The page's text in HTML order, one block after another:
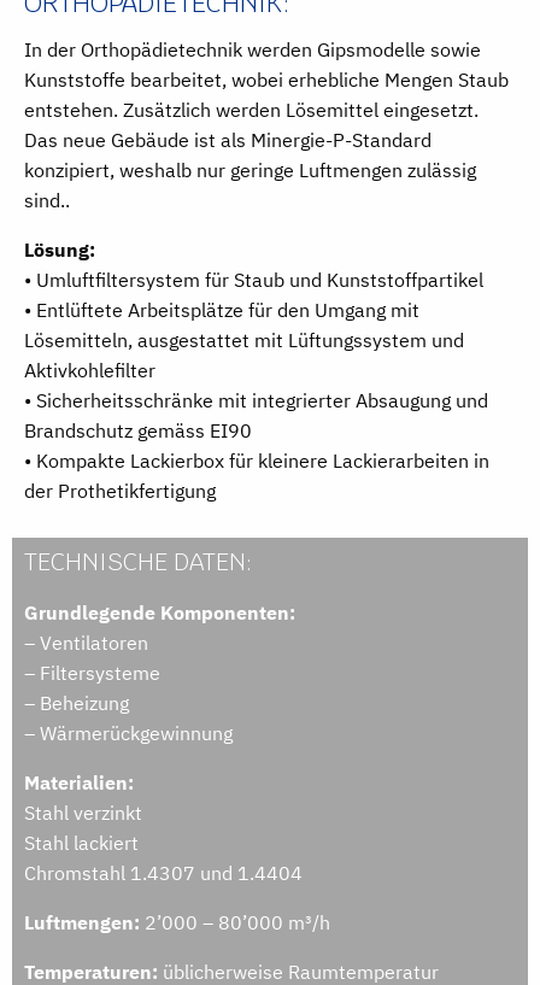
In der Orthopädietechnik werden Gipsmodelle sowie
Kunststoffe bearbeitet, wobei erhebliche Mengen Staub
entstehen. Zusätzlich werden Lösemittel eingesetzt.
Das neue Gebäude ist als Minergie-P-Standard
konzipiert, weshalb nur geringe Luftmengen zulässig
sind..
Lösung:
• Umluftfiltersystem für Staub und Kunststoffpartikel
• Entlüftete Arbeitsplätze für den Umgang mit
Lösemitteln, ausgestattet mit Lüftungssystem und
Aktivkohlefilter
• Sicherheitsschränke mit integrierter Absaugung und
Brandschutz gemäss EI90
• Kompakte Lackierbox für kleinere Lackierarbeiten in
der Prothetikfertigung
TECHNISCHE DATEN:
Grundlegende Komponenten:
– Ventilatoren
– Filtersysteme
– Beheizung
– Wärmerückgewinnung
Materialien:
Stahl verzinkt
Stahl lackiert
Chromstahl 1.4307 und 1.4404
Luftmengen: 2’000 – 80’000 m³/h
Temperaturen: üblicherweise Raumtemperatur